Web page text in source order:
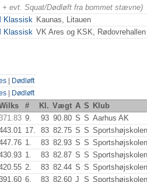
+ evt. Squat/Dødløft fra bommet stævne)
Klassisk Kaunas, Litauen
Klassisk VK Ares og KSK, Rødovrehallen
Dødløft
Dødløft
# Kl. Vægt A S Klub
9. 93 90.80 S S Aarhus AK
17. 83 82.75 S S Sportshøjskolen
1. 83 82.93 S S Sportshøjskolen
1. 83 82.87 S S Sportshøjskolen
2. 83 82.44 S S Sportshøjskolen
6. 83 82.60 J S Sportshøjskolen